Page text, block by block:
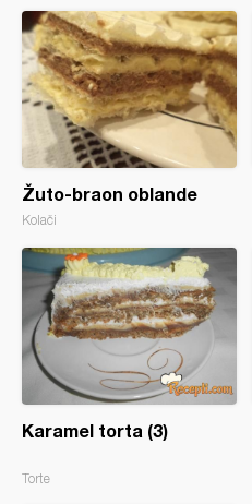
Žuto-braon oblande
Kolači
Karamel torta (3)
Torte